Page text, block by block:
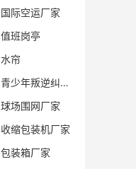
国际空运厂家
值班岗亭
水帘
青少年叛逆纠正学校
球场围网厂家
收缩包装机厂家
包装箱厂家